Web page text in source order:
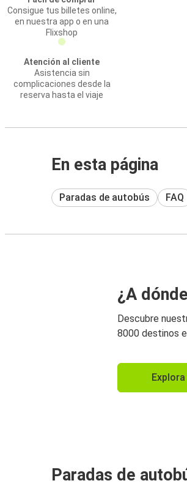
Consigue tus billetes online,
en nuestra app o en una
Flixshop
Atención al cliente
Asistencia sin
complicaciones desde la
reserva hasta el viaje
En esta página
Paradas de autobús FAQ
¿A
Descubre
8000 destinos
Paradas de